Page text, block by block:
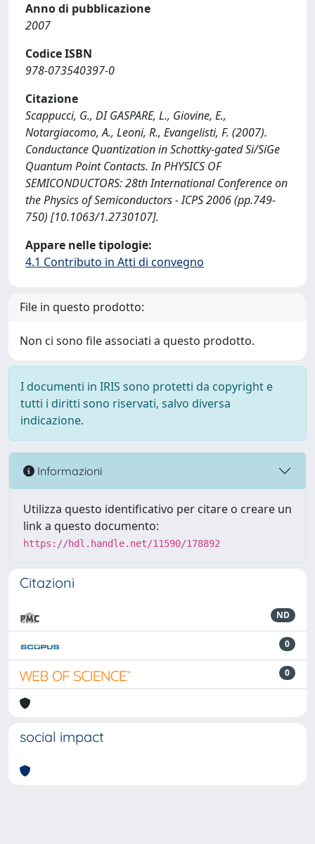
Anno di pubblicazione
2007
Codice ISBN
978-073540397-0
Citazione
Scappucci, G., DI GASPARE, L., Giovine, E.,
Notargiacomo, A., Leoni, R., Evangelisti, F. (2007).
Conductance Quantization in Schottky-gated Si/SiGe
Quantum Point Contacts. In PHYSICS OF
SEMICONDUCTORS: 28th International Conference on
the Physics of Semiconductors - ICPS 2006 (pp.749-
750) [10.1063/1.2730107].
Appare nelle tipologie:
4.1 Contributo in Atti di convegno
File in questo prodotto:
Non ci sono file associati a questo prodotto.
I documenti in IRIS sono protetti da copyright e
tutti i diritti sono riservati, salvo diversa
indicazione.
Informazioni
Utilizza questo identificativo per citare o creare un
link a questo documento:
https://hdl.handle.net/11590/178892
Citazioni
ND
0
0
social impact